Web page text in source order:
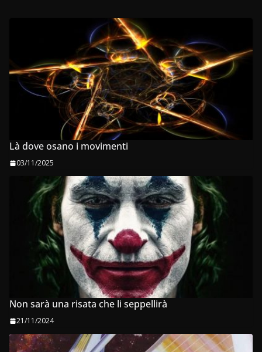
Là dove osano i movimenti
03/11/2025
Non sarà una risata che li seppellirà
21/11/2024